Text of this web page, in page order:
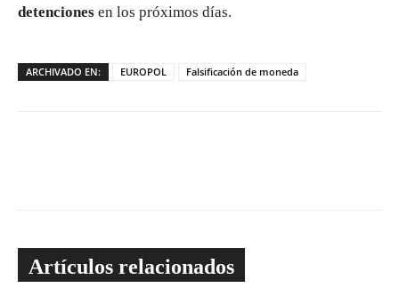
detenciones en los próximos días.
ARCHIVADO EN: EUROPOL Falsificación de moneda
Artículos relacionados